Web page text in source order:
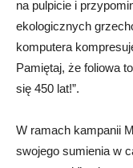
na pulpicie i
ekologicznych
komputera
Pamiętaj, że foliowa
się 450 lat!”.
W ramach kampanii
swojego sumienia w